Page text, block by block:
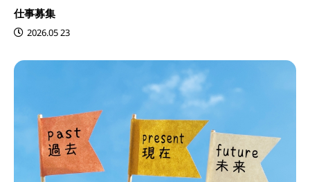
仕事募集
2026.05 23